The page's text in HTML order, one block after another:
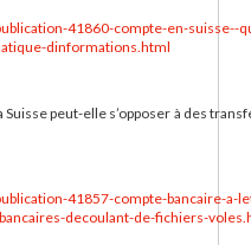
41860-compte-en-suisse--
dinformations.html
Suisse peut-elle s’opposer à des
41857-compte-bancaire-a-
decoulant-de-fichiers-